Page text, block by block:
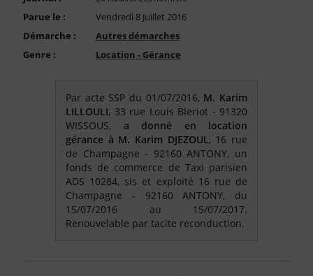
Parue le :
Vendredi 8 Juillet 2016
Démarche :
Autres démarches
Genre :
Location - Gérance
Par acte SSP du 01/07/2016, M. Karim
LILLOULI, 33 rue Louis Bleriot - 91320
WISSOUS, a donné en location
gérance à M. Karim DJEZOUL, 16 rue
de Champagne - 92160 ANTONY, un
fonds de commerce de Taxi parisien
ADS 10284, sis et exploité 16 rue de
Champagne - 92160 ANTONY, du
15/07/2016 au 15/07/2017.
Renouvelable par tacite reconduction.